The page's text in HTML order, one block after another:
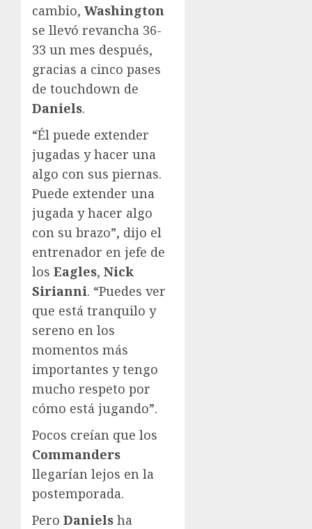
cambio, Washington
se llevó revancha 36-
33 un mes después,
gracias a cinco pases
de touchdown de
Daniels.
“Él puede extender
jugadas y hacer una
algo con sus piernas.
Puede extender una
jugada y hacer algo
con su brazo”, dijo el
entrenador en jefe de
los Eagles, Nick
Sirianni. “Puedes ver
que está tranquilo y
sereno en los
momentos más
importantes y tengo
mucho respeto por
cómo está jugando”.
Pocos creían que los
Commanders
llegarían lejos en la
postemporada.
Pero Daniels ha